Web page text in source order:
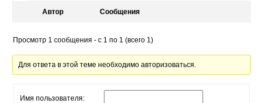
Автор Сообщения
Просмотр 1 сообщения - с 1 по 1 (всего 1)
Для ответа в этой теме необходимо авторизоваться.
Имя пользователя: